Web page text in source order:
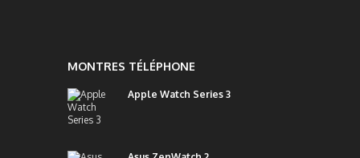
MONTRES TÉLÉPHONE
Apple Watch Series 3